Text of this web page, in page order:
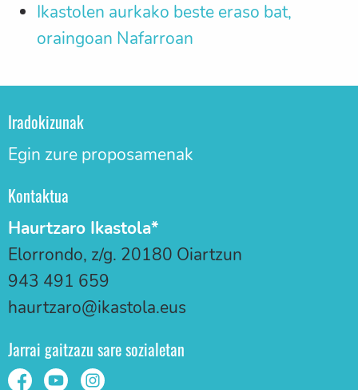
Ikastolen aurkako beste eraso bat,
oraingoan Nafarroan
Iradokizunak
Egin zure proposamenak
Kontaktua
Haurtzaro Ikastola*
Elorrondo, z/g. 20180 Oiartzun
943 491 659
haurtzaro@ikastola.eus
Jarrai gaitzazu sare sozialetan